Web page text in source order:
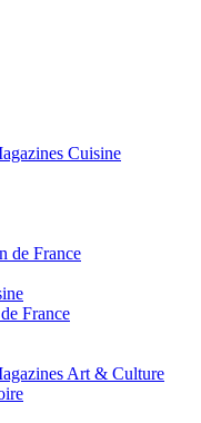
Cuisine
de France
France
Art & Culture